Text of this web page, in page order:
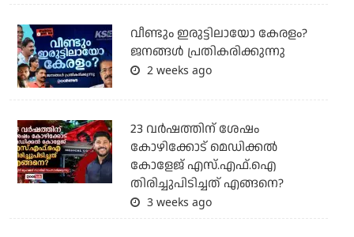
വീണ്ടും ഇരുട്ടിലായോ കേരളം?
ജനങ്ങൾ പ്രതികരിക്കുന്നു
2 weeks ago
23 വർഷത്തിന് ശേഷം
കോഴിക്കോട് മെഡിക്കൽ
കോളേജ് എസ്.എഫ്.ഐ
തിരിച്ചുപിടിച്ചത് എങ്ങനെ?
3 weeks ago